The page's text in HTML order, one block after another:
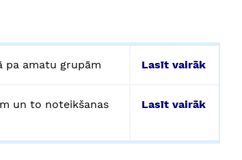
pa amatu grupām Lasīt vairāk
un to noteikšanas
Lasīt vairāk